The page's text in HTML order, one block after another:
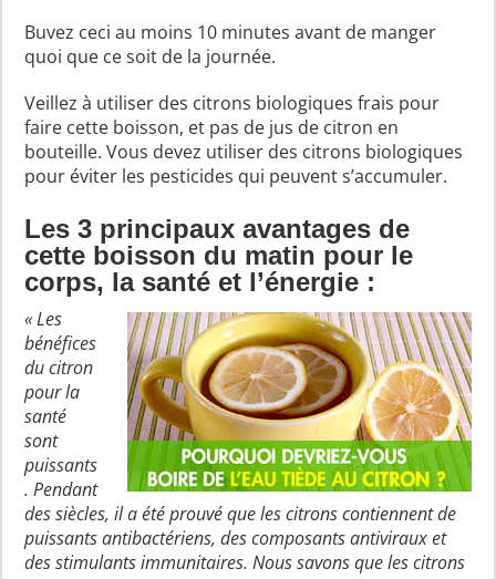
Buvez ceci au moins 10 minutes avant de manger
quoi que ce soit de la journée.
Veillez à utiliser des citrons biologiques frais pour
faire cette boisson, et pas de jus de citron en
bouteille. Vous devez utiliser des citrons biologiques
pour éviter les pesticides qui peuvent s’accumuler.
Les 3 principaux avantages de
cette boisson du matin pour le
corps, la santé et l’énergie :
« Les
bénéfices
du citron
pour la
santé
sont
puissants
. Pendant
des siècles, il a été prouvé que les citrons contiennent de
puissants antibactériens, des composants antiviraux et
des stimulants immunitaires. Nous savons que les citrons